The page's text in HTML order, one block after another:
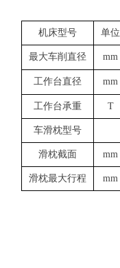
机床型号 单位
最大车削直径 mm
工作台直径 mm
工作台承重 T
车滑枕型号
滑枕截面 mm
滑枕最大行程 mm